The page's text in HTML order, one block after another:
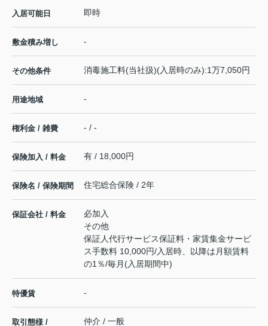
入居可能日 即時
敷金積み増し -
その他条件 消毒施工料(当社扱)(入居時のみ):1万7,050円
用途地域 -
権利金 / 雑費 - / -
保険加入 / 料金 有 / 18,000円
保険名 / 保険期間 住宅総合保険 / 2年
保証会社 / 料金
必加入
その他
保証人代行サービス保証料・家賃集金サービ
ス手数料 10,000円/入居時、以降は月額賃料
の1％/毎月(入居期間中)
特優賃 -
取引態様 /
仲介 / 一般